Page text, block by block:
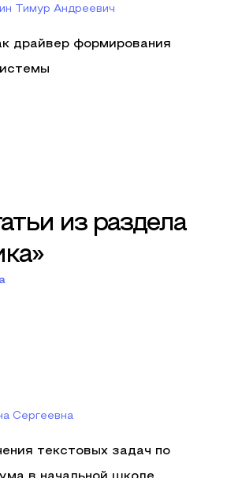
Тимур Андреевич
драйвер формирования
из раздела
Сергеевна
текстовых задач по